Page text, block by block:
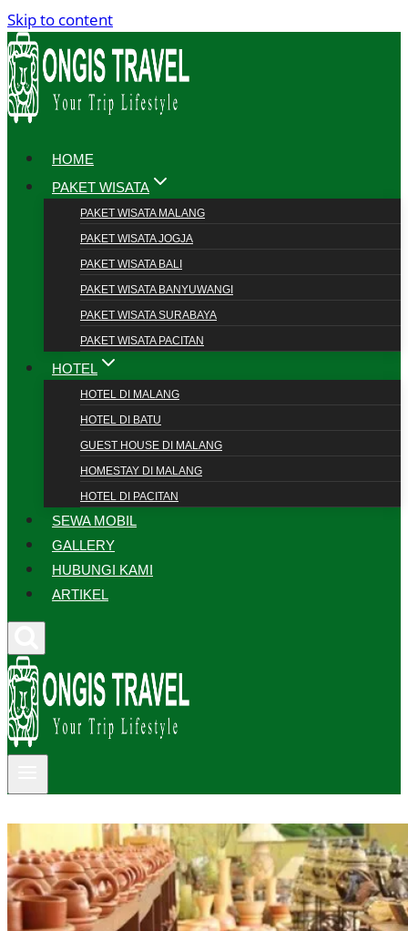
Skip to content
HOME
PAKET WISATA
PAKET WISATA MALANG
PAKET WISATA JOGJA
PAKET WISATA BALI
PAKET WISATA BANYUWANGI
PAKET WISATA SURABAYA
PAKET WISATA PACITAN
HOTEL
HOTEL DI MALANG
HOTEL DI BATU
GUEST HOUSE DI MALANG
HOMESTAY DI MALANG
HOTEL DI PACITAN
SEWA MOBIL
GALLERY
HUBUNGI KAMI
ARTIKEL